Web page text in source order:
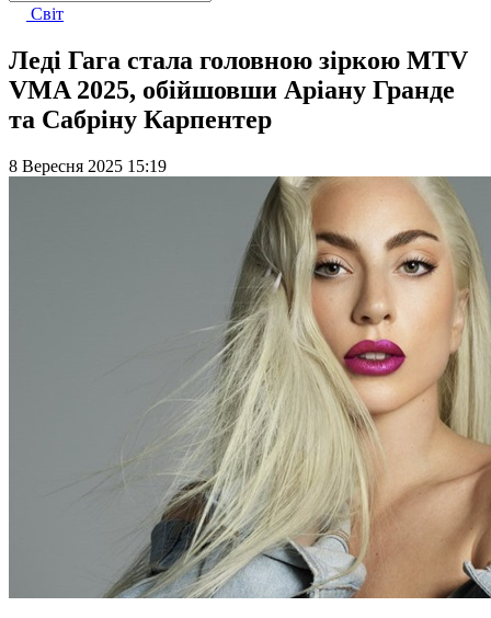
Світ
Леді Гага стала головною зіркою MTV
VMA 2025, обійшовши Аріану Гранде
та Сабріну Карпентер
8 Вересня 2025 15:19